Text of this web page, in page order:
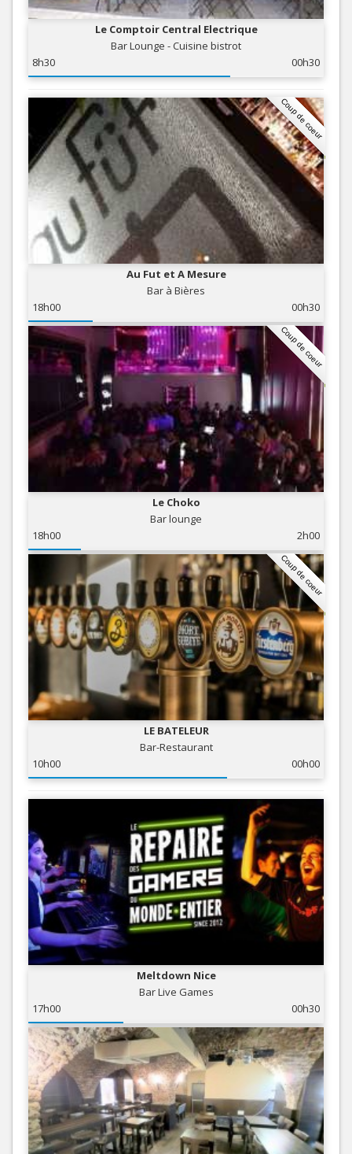
Le Comptoir Central Electrique
Bar Lounge - Cuisine bistrot
8h30
00h30
Coup de coeur
Au Fut et A Mesure
Bar à Bières
18h00
00h30
Coup de coeur
Le Choko
Bar lounge
18h00
2h00
Coup de coeur
LE BATELEUR
Bar-Restaurant
10h00
00h00
Meltdown Nice
Bar Live Games
17h00
00h30